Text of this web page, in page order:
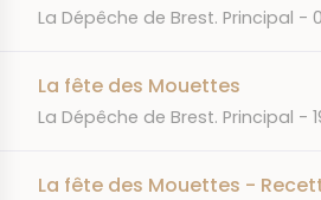
JOURNAL
La Dépêche de Brest. Principal
La fête des Mouettes
JOURNAL
La Dépêche de Brest. Principal
La fête des Mouettes -